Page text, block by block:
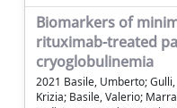
Biomarkers of
rituximab-treated
cryoglobulinemia
2021 Basile, Umberto;
Krizia; Basile, Valerio;